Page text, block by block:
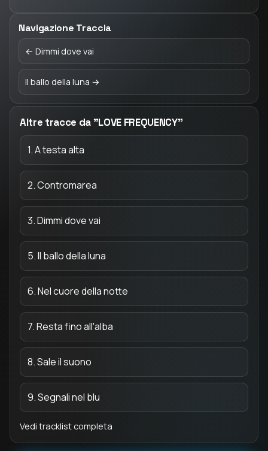
Navigazione Traccia
← Dimmi dove vai
Il ballo della luna →
Altre tracce da "LOVE FREQUENCY"
1. A testa alta
2. Contromarea
3. Dimmi dove vai
5. Il ballo della luna
6. Nel cuore della notte
7. Resta fino all'alba
8. Sale il suono
9. Segnali nel blu
Vedi tracklist completa